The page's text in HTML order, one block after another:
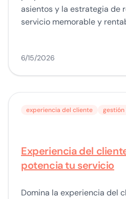
asientos y la estrategia de
servicio memorable y
6/15/2026
experiencia del cliente
Experiencia del
potencia tu servicio
Domina la experiencia del